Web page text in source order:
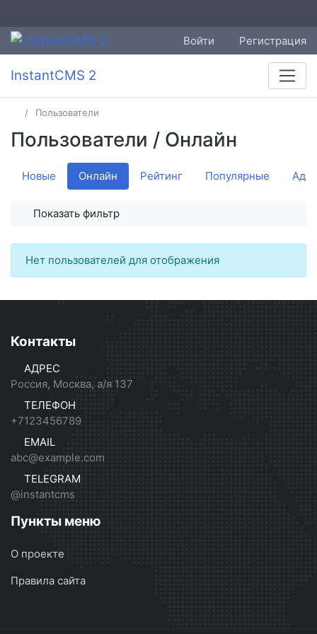
Войти Регистрация
InstantCMS 2
Пользователи
Пользователи / Онлайн
Новые Онлайн Рейтинг Популярные
Показать фильтр
Нет пользователей для отображения
Контакты
АДРЕС
Россия, Москва, а/я 137
ТЕЛЕФОН
+7123456789
EMAIL
abc@example.com
TELEGRAM
@instantcms
Пункты меню
О проекте
Правила сайта